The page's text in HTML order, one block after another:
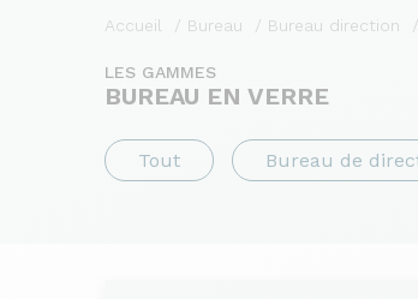
Accueil Bureau Bureau direction
LES GAMMES
BUREAU EN VERRE
Tout Bureau de